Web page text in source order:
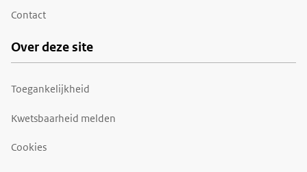
Contact
Over deze site
Toegankelijkheid
Kwetsbaarheid melden
Cookies